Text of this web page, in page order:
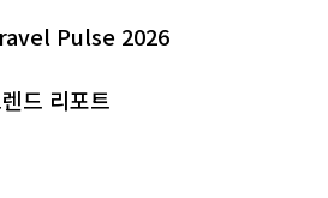
Pulse 2026
드 리포트